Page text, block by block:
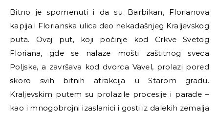
Bitno je spomenuti i da su Barbikan, Florianova
kapija i Florianska ulica deo nekadašnjeg Kraljevskog
puta. Ovaj put, koji počinje kod Crkve Svetog
Floriana, gde se nalaze mošti zaštitnog sveca
Poljske, a završava kod dvorca Vavel, prolazi pored
skoro svih bitnih atrakcija u Starom gradu.
Kraljevskim putem su prolazile procesije i parade –
kao i mnogobrojni izaslanici i gosti iz dalekih zemalja